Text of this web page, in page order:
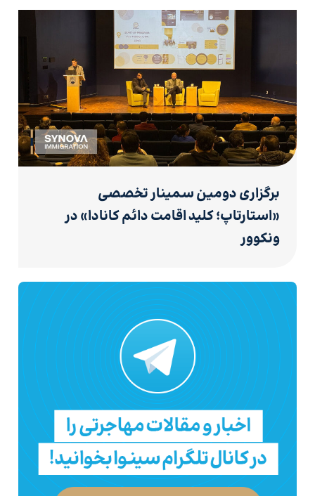
برگزاری دومین سمینار تخصصی
«استارتاپ؛ کلید اقامت دائم کانادا» در
ونکوور